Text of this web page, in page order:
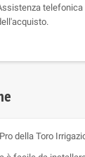
della Toro